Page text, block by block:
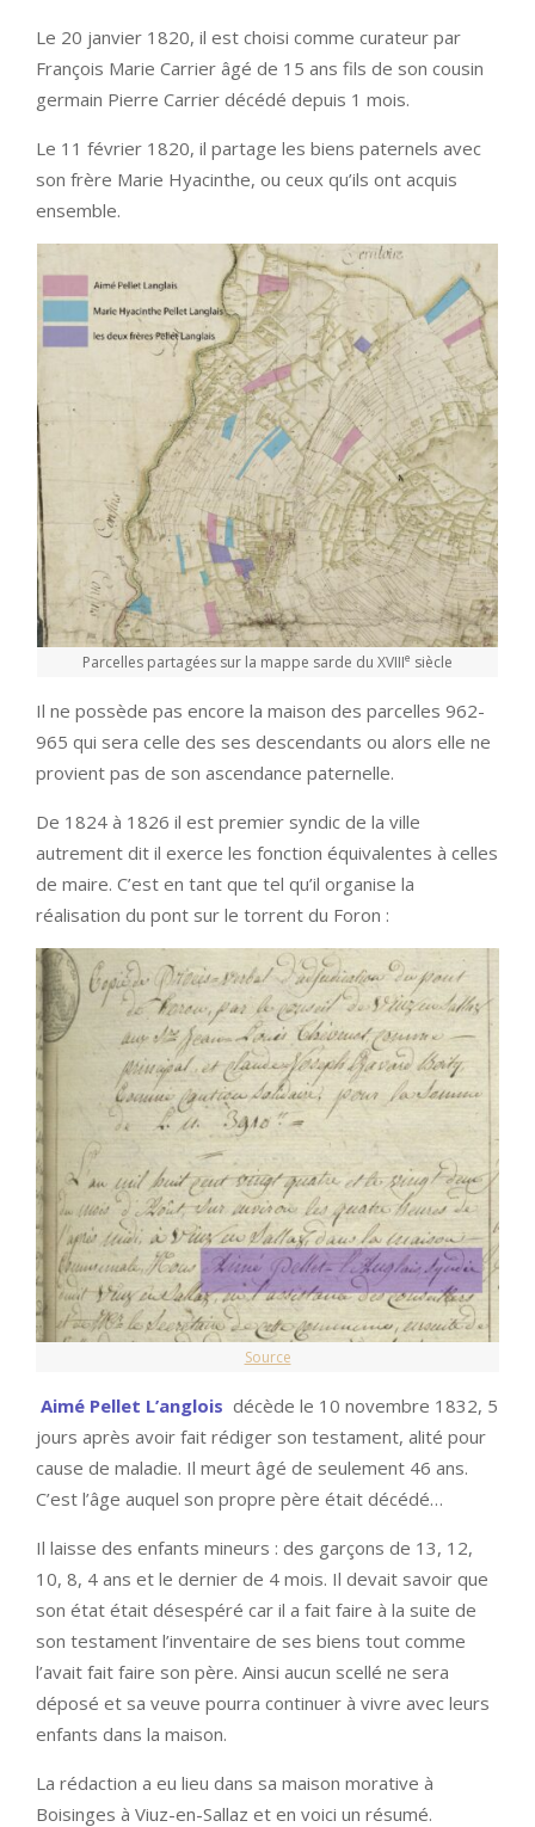
Le 20 janvier 1820, il est choisi comme curateur par
François Marie Carrier âgé de 15 ans fils de son cousin
germain Pierre Carrier décédé depuis 1 mois.
Le 11 février 1820, il partage les biens paternels avec
son frère Marie Hyacinthe, ou ceux qu’ils ont acquis
ensemble.
Parcelles partagées sur la mappe sarde du XVIIIe siècle
Il ne possède pas encore la maison des parcelles 962-
965 qui sera celle des ses descendants ou alors elle ne
provient pas de son ascendance paternelle.
De 1824 à 1826 il est premier syndic de la ville
autrement dit il exerce les fonction équivalentes à celles
de maire. C’est en tant que tel qu’il organise la
réalisation du pont sur le torrent du Foron :
Source
Aimé Pellet L’anglois décède le 10 novembre 1832, 5
jours après avoir fait rédiger son testament, alité pour
cause de maladie. Il meurt âgé de seulement 46 ans.
C’est l’âge auquel son propre père était décédé…
Il laisse des enfants mineurs : des garçons de 13, 12,
10, 8, 4 ans et le dernier de 4 mois. Il devait savoir que
son état était désespéré car il a fait faire à la suite de
son testament l’inventaire de ses biens tout comme
l’avait fait faire son père. Ainsi aucun scellé ne sera
déposé et sa veuve pourra continuer à vivre avec leurs
enfants dans la maison.
La rédaction a eu lieu dans sa maison morative à
Boisinges à Viuz-en-Sallaz et en voici un résumé.